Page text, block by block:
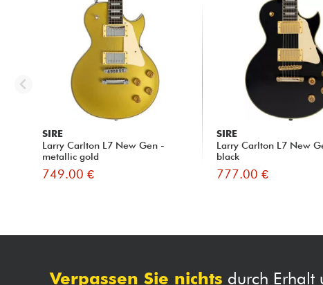
SIRE
Larry Carlton L7 New Gen -
metallic gold
749.00 €
SIRE
Larry Carlton L7 New
black
777.00 €
Verpassen Sie nichts durch Erhalt